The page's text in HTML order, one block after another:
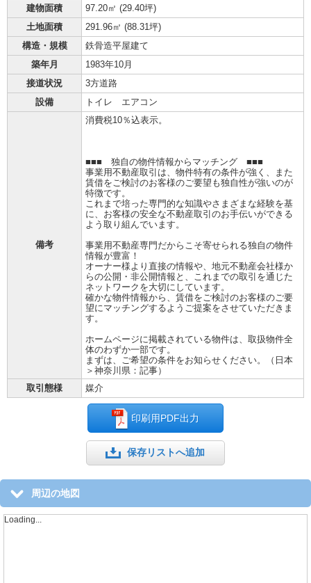
建物面積
97.20㎡ (29.40坪)
土地面積
291.96㎡ (88.31坪)
構造・規模
鉄骨造平屋建て
築年月
1983年10月
接道状況
3方道路
設備
トイレ エアコン
備考
消費税10％込表示。
■■■ 独自の物件情報からマッチング ■■■
事業用不動産取引は、物件特有の条件が強く、また
賃借をご検討のお客様のご要望も独自性が強いのが
特徴です。
これまで培った専門的な知識やさまざまな経験を基
に、お客様の安全な不動産取引のお手伝いができる
よう取り組んでいます。
事業用不動産専門だからこそ寄せられる独自の物件
情報が豊富！
オーナー様より直接の情報や、地元不動産会社様か
らの公開・非公開情報と、これまでの取引を通じた
ネットワークを大切にしています。
確かな物件情報から、賃借をご検討のお客様のご要
望にマッチングするようご提案をさせていただきま
す。
ホームページに掲載されている物件は、取扱物件全
体のわずか一部です。
まずは、ご希望の条件をお知らせください。（日本
＞神奈川県：記事）
取引態様
媒介
印刷用PDF出力
保存リストへ追加
周辺の地図
Loading...